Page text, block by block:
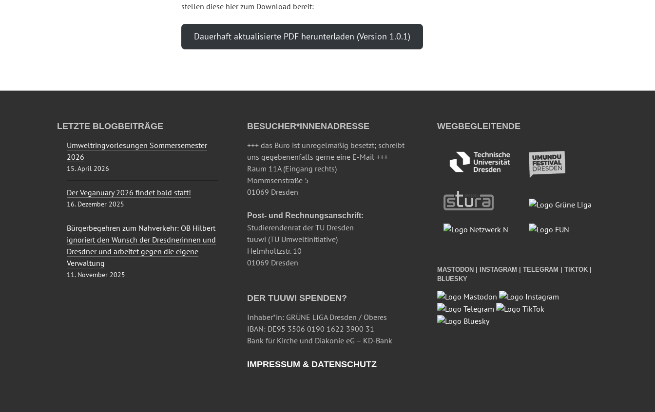
stellen diese hier zum Download bereit:
Dauerhaft aktualisierte PDF herunterladen (Version 1.0.1)
LETZTE BLOGBEITRÄGE
Umweltringvorlesungen Sommersemester
2026
15. April 2026
Der Veganuary 2026 findet bald statt!
16. Dezember 2025
Bürgerbegehren zum Nahverkehr: OB Hilbert
ignoriert den Wunsch der Dresdnerinnen und
Dresdner und arbeitet gegen die eigene
Verwaltung
11. November 2025
BESUCHER*INNENADRESSE
+++ das Büro ist unregelmäßig besetzt; schreibt
uns gegebenenfalls gerne eine E-Mail +++
Raum 11A (Eingang rechts)
Mommsenstraße 5
01069 Dresden
Post- und Rechnungsanschrift:
Studierendenrat der TU Dresden
tuuwi (TU Umweltinitiative)
Helmholtzstr. 10
01069 Dresden
DER TUUWI SPENDEN?
Inhaber*in: GRÜNE LIGA Dresden / Oberes
IBAN: DE95 3506 0190 1622 3900 31
Bank für Kirche und Diakonie eG – KD-Bank
IMPRESSUM & DATENSCHUTZ
WEGBEGLEITENDE
MASTODON | INSTAGRAM | TELEGRAM | TIKTOK |
BLUESKY